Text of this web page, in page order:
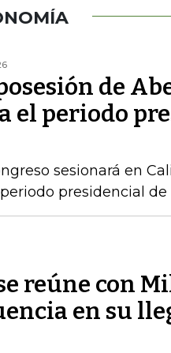
de
el periodo
sesionará en
presidencial
reúne con
en su